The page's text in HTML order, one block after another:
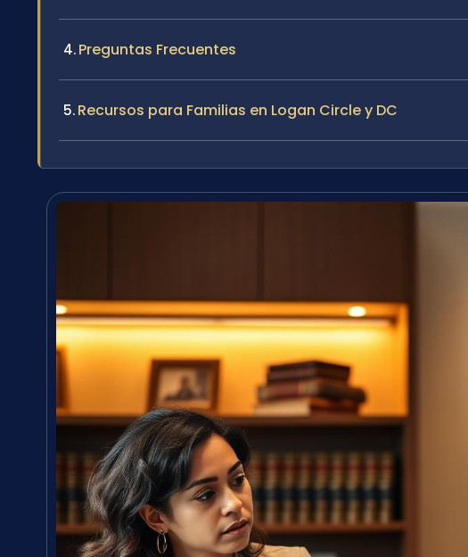
Preguntas Frecuentes
Recursos para Familias en Logan Circle y DC